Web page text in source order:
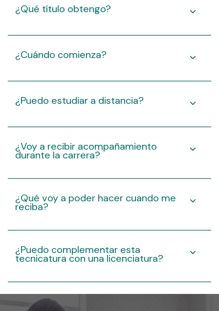
¿Qué título obtengo?
¿Cuándo comienza?
¿Puedo estudiar a distancia?
¿Voy a recibir acompañamiento
durante la carrera?
¿Qué voy a poder hacer cuando me
reciba?
¿Puedo complementar esta
tecnicatura con una licenciatura?